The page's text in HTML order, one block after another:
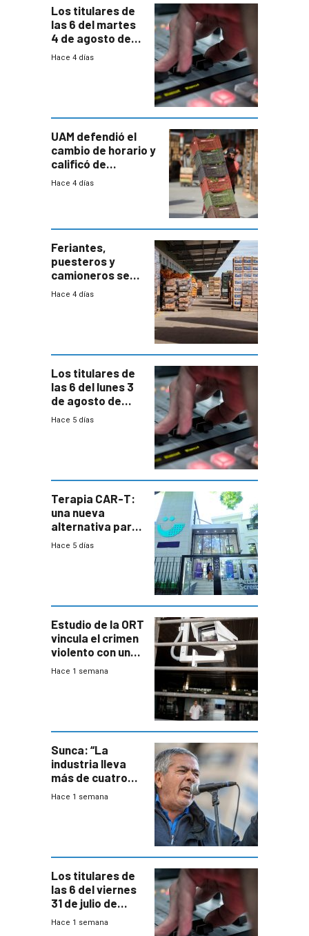
Los titulares de
las 6 del martes
4 de agosto de
2026
Hace 4 días
UAM defendió el
cambio de horario y
calificó de
“desproporcionado”
Hace 4 días
Feriantes,
puesteros y
camioneros se
movilizaron en
Hace 4 días
Los titulares de
las 6 del lunes 3
de agosto de
2026
Hace 5 días
Terapia CAR-T:
una nueva
alternativa para
niños y
Hace 5 días
Estudio de la ORT
vincula el crimen
violento con una
menor creación
Hace 1 semana
Sunca: “La
industria lleva
más de cuatro
meses sin
Hace 1 semana
Los titulares de
las 6 del viernes
31 de julio de
2026
Hace 1 semana